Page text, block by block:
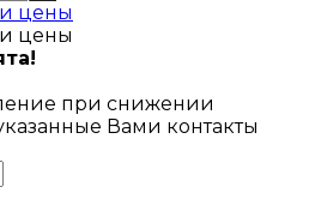
цены
цены
при снижении
Вами контакты